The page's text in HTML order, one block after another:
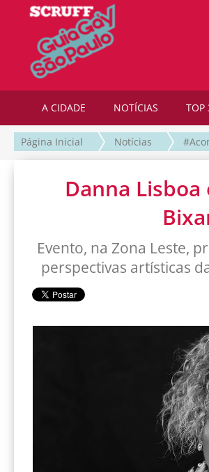
A CIDADE NOTÍCIAS TOP
Página Inicial Notícias
Danna Lisboa
Evento, na Zona Leste,
perspectivas artísticas